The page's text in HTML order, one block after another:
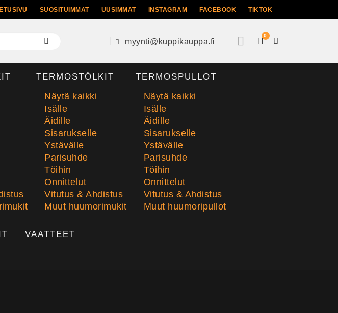
ETUSIVU SUOSITUIMMAT UUSIMMAT INSTAGRAM FACEBOOK TIKTOK
myynti@kuppikauppa.fi
0
TERMOSTÖLKIT
Näytä kaikki
Isälle
Äidille
Sisarukselle
Ystävälle
Parisuhde
Töihin
Onnittelut
Vitutus & Ahdistus
Muut huumorimukit
TERMOSPULLOT
Näytä kaikki
Isälle
Äidille
Sisarukselle
Ystävälle
Parisuhde
Töihin
Onnittelut
Vitutus & Ahdistus
Muut huumoripullot
VAATTEET